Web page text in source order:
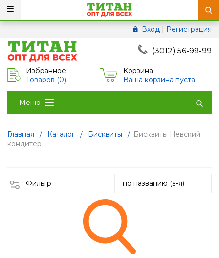
Вход | Регистрация
(3012) 56-99-99
Избранное
Товаров (0)
Корзина
Ваша корзина пуста
Меню
Главная / Каталог / Бисквиты / Бисквиты Невский
кондитер
Фильтр